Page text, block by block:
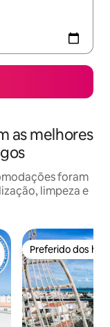
as melhores
foram
limpeza e
Preferido dos
Preferido dos